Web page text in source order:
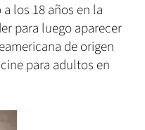
los 18 años en la
para luego aparecer
de origen
para adultos en